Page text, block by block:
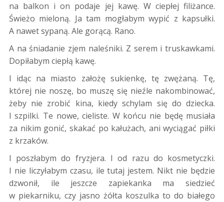
na balkon i on podaje jej kawę. W ciepłej filiżance.
Świeżo mieloną. Ja tam mogłabym wypić z kapsułki.
A nawet sypaną. Ale gorącą. Rano.
A na śniadanie zjem naleśniki. Z serem i truskawkami.
Dopiłabym ciepłą kawę.
I idąc na miasto założę sukienkę, tę zwężaną. Tę,
której nie noszę, bo muszę się nieźle nakombinować,
żeby nie zrobić kina, kiedy schylam się do dziecka.
I szpilki. Te nowe, cieliste. W końcu nie będę musiała
za nikim gonić, skakać po kałużach, ani wyciągać piłki
z krzaków.
I poszłabym do fryzjera. I od razu do kosmetyczki.
I nie liczyłabym czasu, ile tutaj jestem. Nikt nie będzie
dzwonił, ile jeszcze zapiekanka ma siedzieć
w piekarniku, czy jasno żółta koszulka to do białego